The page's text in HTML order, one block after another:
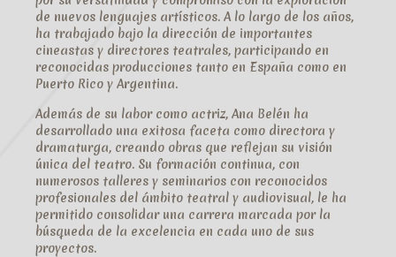
de nuevos lenguajes artísticos. A lo largo de los años,
ha trabajado bajo la dirección de importantes
cineastas y directores teatrales, participando en
reconocidas producciones tanto en España como en
Puerto Rico y Argentina.
Además de su labor como actriz, Ana Belén ha
desarrollado una exitosa faceta como directora y
dramaturga, creando obras que reflejan su visión
única del teatro. Su formación continua, con
numerosos talleres y seminarios con reconocidos
profesionales del ámbito teatral y audiovisual, le ha
permitido consolidar una carrera marcada por la
búsqueda de la excelencia en cada uno de sus
proyectos.